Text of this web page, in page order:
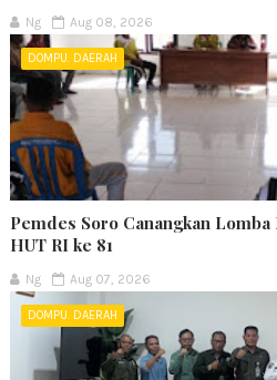
Ng Aug 08, 2026
DOMPU. DAERAH
Pemdes Soro Canangkan
HUT RI ke 81
Ng Aug 07, 2026
DOMPU. DAERAH